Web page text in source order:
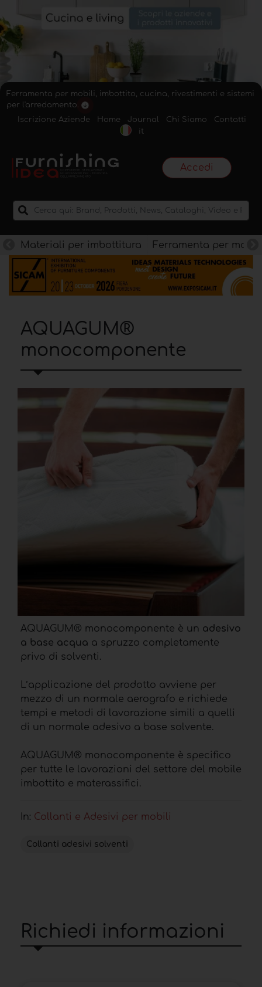
Ferramenta per mobili, imbottito, cucina, rivestimenti e sistemi
per l'arredamento.
Iscrizione Aziende
Home Journal Chi Siamo
Contatti
it
Accedi
Materiali per imbottitura Ferramenta per mobili
AQUAGUM®
monocomponente
AQUAGUM® monocomponente è un adesivo
a base acqua a spruzzo completamente
privo di solventi.
L’applicazione del prodotto avviene per
mezzo di un normale aerografo e richiede
tempi e metodi di lavorazione simili a quelli
di un normale adesivo a base solvente.
AQUAGUM® monocomponente è specifico
per tutte le lavorazioni del settore del mobile
imbottito e materassifici.
In: Collanti e Adesivi per mobili
Collanti adesivi solventi
Richiedi informazioni